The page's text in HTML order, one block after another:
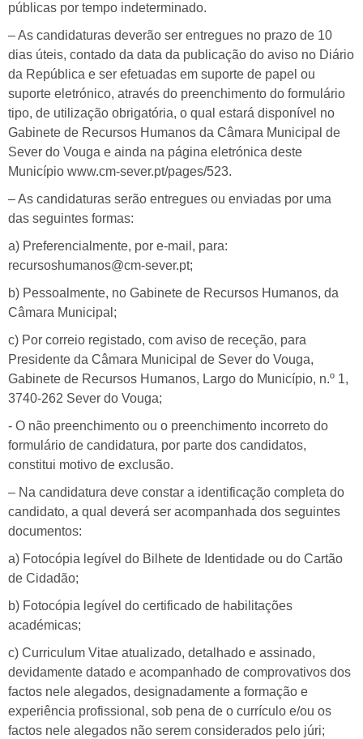
públicas por tempo indeterminado.
– As candidaturas deverão ser entregues no prazo de 10
dias úteis, contado da data da publicação do aviso no Diário
da República e ser efetuadas em suporte de papel ou
suporte eletrónico, através do preenchimento do formulário
tipo, de utilização obrigatória, o qual estará disponível no
Gabinete de Recursos Humanos da Câmara Municipal de
Sever do Vouga e ainda na página eletrónica deste
Município www.cm-sever.pt/pages/523.
– As candidaturas serão entregues ou enviadas por uma
das seguintes formas:
a) Preferencialmente, por e-mail, para:
recursoshumanos@cm-sever.pt;
b) Pessoalmente, no Gabinete de Recursos Humanos, da
Câmara Municipal;
c) Por correio registado, com aviso de receção, para
Presidente da Câmara Municipal de Sever do Vouga,
Gabinete de Recursos Humanos, Largo do Município, n.º 1,
3740-262 Sever do Vouga;
- O não preenchimento ou o preenchimento incorreto do
formulário de candidatura, por parte dos candidatos,
constitui motivo de exclusão.
– Na candidatura deve constar a identificação completa do
candidato, a qual deverá ser acompanhada dos seguintes
documentos:
a) Fotocópia legível do Bilhete de Identidade ou do Cartão
de Cidadão;
b) Fotocópia legível do certificado de habilitações
académicas;
c) Curriculum Vitae atualizado, detalhado e assinado,
devidamente datado e acompanhado de comprovativos dos
factos nele alegados, designadamente a formação e
experiência profissional, sob pena de o currículo e/ou os
factos nele alegados não serem considerados pelo júri;